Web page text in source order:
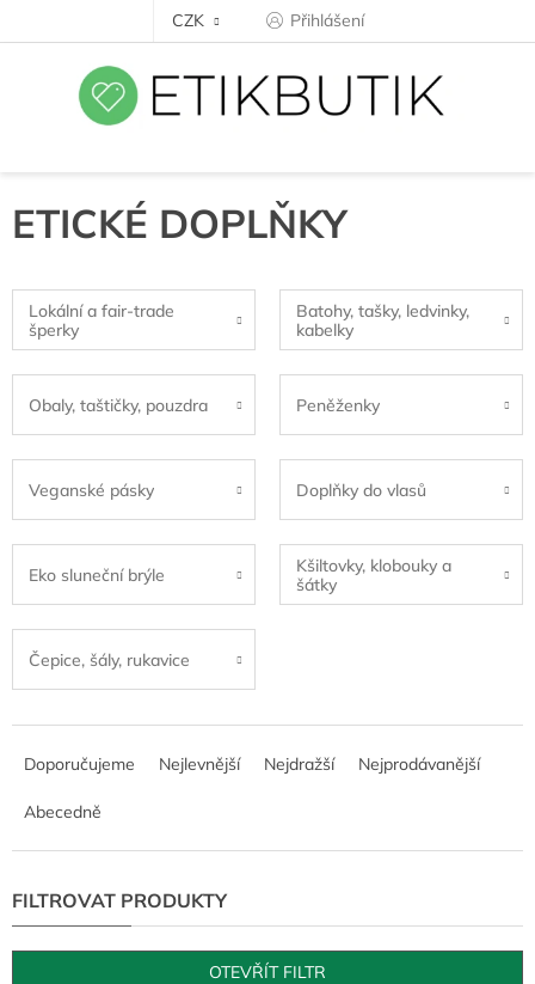
CZK Přihlášení
ETICKÉ DOPLŇKY
Lokální a fair-trade
šperky
Batohy, tašky, ledvinky,
kabelky
Obaly, taštičky, pouzdra Peněženky
Veganské pásky Doplňky do vlasů
Eko sluneční brýle
Kšiltovky, klobouky a
šátky
Čepice, šály, rukavice
n
p
r
o
Doporučujeme Nejlevnější Nejdražší Nejprodávanější
Abecedně
OTEVŘÍT FILTR